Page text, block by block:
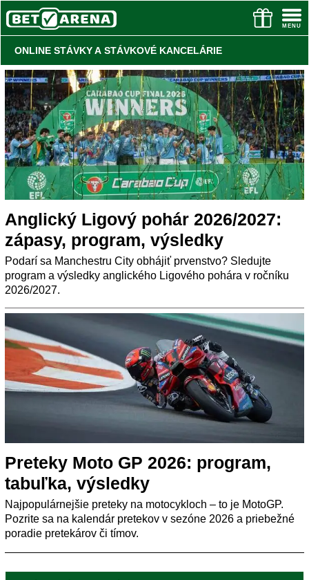
ONLINE STÁVKY A STÁVKOVÉ KANCELÁRIE
Anglický Ligový pohár 2026/2027:
zápasy, program, výsledky
Podarí sa Manchestru City obhájiť prvenstvo? Sledujte
program a výsledky anglického Ligového pohára v ročníku
2026/2027.
Preteky Moto GP 2026: program,
tabuľka, výsledky
Najpopulárnejšie preteky na motocykloch – to je MotoGP.
Pozrite sa na kalendár pretekov v sezóne 2026 a priebežné
poradie pretekárov či tímov.